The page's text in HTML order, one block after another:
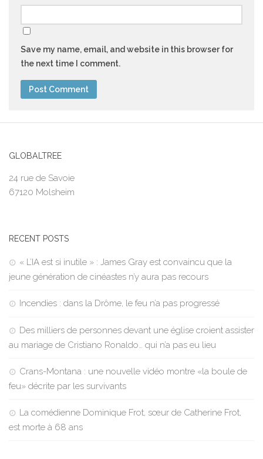
Save my name, email, and website in this browser for
the next time I comment.
GLOBALTREE
24 rue de Savoie
67120 Molsheim
RECENT POSTS
« L’IA est si inutile » : James Gray est convaincu que la
jeune génération de cinéastes n’y aura pas recours
Incendies : dans la Drôme, le feu n’a pas progressé
Des milliers de personnes devant une église croient assister
au mariage de Cristiano Ronaldo… qui n’a pas eu lieu
Crans-Montana : une nouvelle vidéo montre «la boule de
feu» décrite par les survivants
La comédienne Dominique Frot, sœur de Catherine Frot,
est morte à 68 ans